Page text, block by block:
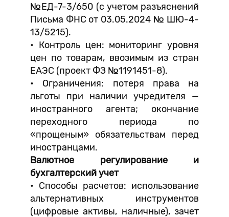
№ЕД-7-3/650 (с учетом разъяснений
Письма ФНС от 03.05.2024 № ШЮ-4-
13/5215).
• Контроль цен: мониторинг уровня
цен по товарам, ввозимым из стран
ЕАЭС (проект ФЗ №1191451-8).
• Ограничения: потеря права на
льготы при наличии учредителя —
иностранного агента; окончание
переходного периода по
«прощеным» обязательствам перед
иностранцами.
Валютное регулирование и
бухгалтерский учет
• Способы расчетов: использование
альтернативных инструментов
(цифровые активы, наличные), зачет